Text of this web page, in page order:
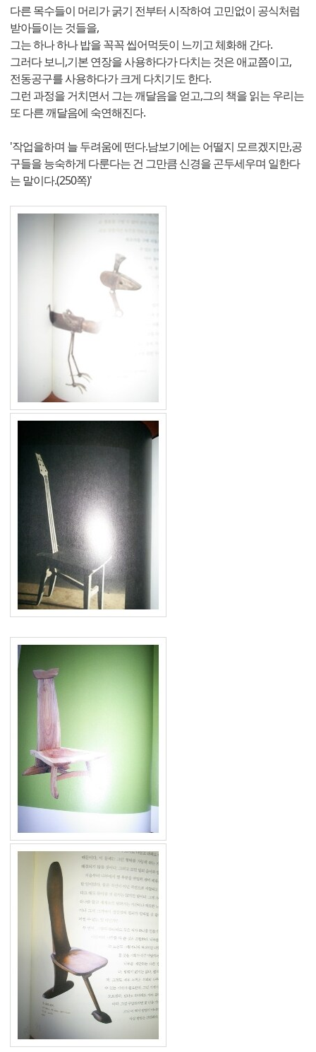
다른 목수들이 머리가 굵기 전부터 시작하여 고민없이 공식처럼
받아들이는 것들을,
그는 하나 하나 밥을 꼭꼭 씹어먹듯이 느끼고 체화해 간다.
그러다 보니,기본 연장을 사용하다가 다치는 것은 애교쯤이고,
전동공구를 사용하다가 크게 다치기도 한다.
그런 과정을 거치면서 그는 깨달음을 얻고,그의 책을 읽는 우리는
또 다른 깨달음에 숙연해진다.
'작업을하며 늘 두려움에 떤다.남보기에는 어떨지 모르겠지만,공
구들을 능숙하게 다룬다는 건 그만큼 신경을 곤두세우며 일한다
는 말이다.(250쪽)'